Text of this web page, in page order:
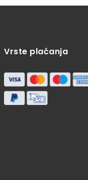
Vrste plaćanja